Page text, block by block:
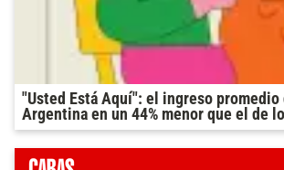
"Usted Está Aquí": el ingreso promedio
Argentina en un 44% menor que el de